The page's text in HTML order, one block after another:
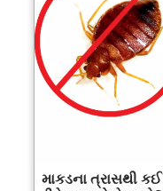
માકડના ત્રાસથી કઈ